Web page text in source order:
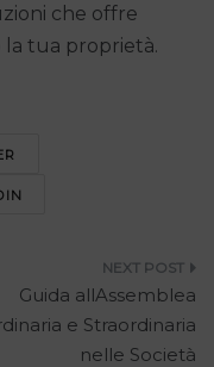
che offre
la tua proprietà.
Guida allAssemblea
e Straordinaria
nelle Società